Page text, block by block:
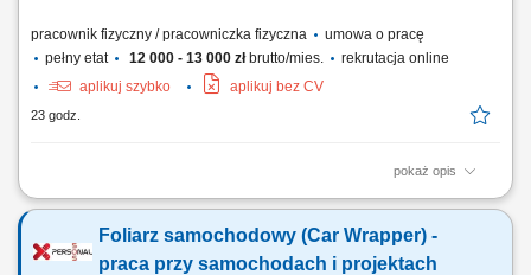
pracownik fizyczny / pracowniczka fizyczna
umowa o pracę
pełny etat
12 000 - 13 000 złbrutto/mies.
rekrutacja online
aplikuj szybko
aplikuj bez CV
23 godz.
pokaż opis
Spawanie rur; Wykonywanie złączy w różnych pozycjach (HL-045, H-
rurociągów o zróżnicowanych średnicach;
Foliarz samochodowy (Car Wrapper) -
praca przy samochodach i projektach